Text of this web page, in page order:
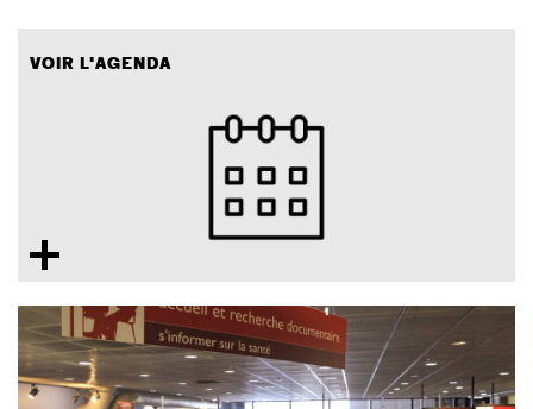
VOIR L'AGENDA